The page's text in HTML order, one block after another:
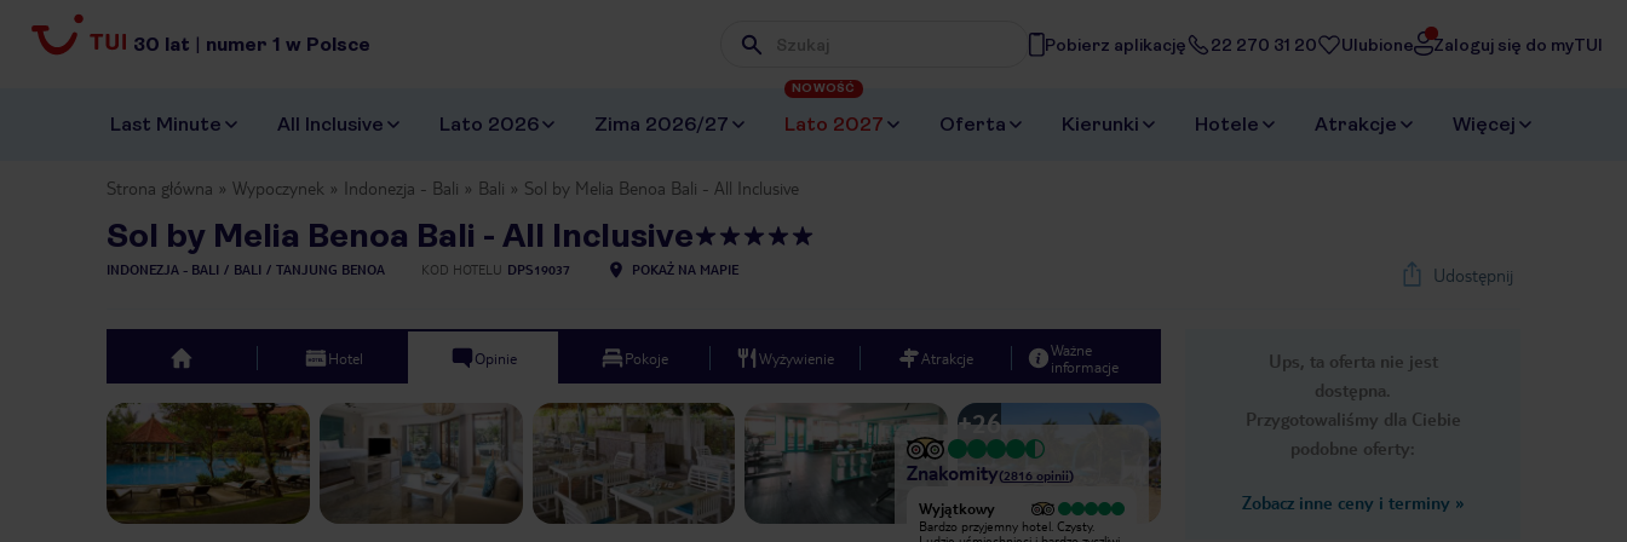
30 lat | numer 1 w Polsce Wpisz frazę, której szukasz
Pobierz aplikację 22 270 31 20 Ulubione Zaloguj się do myTUI
Last Minute All Inclusive Lato 2026 Zima 2026/27 Lato 2027
NOWOŚĆ
Oferta Kierunki Hotele Atrakcje Więcej
Strona główna Wypoczynek Indonezja - Bali Bali Sol by Melia Benoa Bali - All Inclusive
Sol by Melia Benoa Bali - All Inclusive
INDONEZJA - BALI BALI TANJUNG BENOA KOD HOTELU DPS19037 POKAŻ NA MAPIE Udostępnij
Ups, ta oferta nie jest
dostępna.
Przygotowaliśmy dla Ciebie
podobne oferty:
Zobacz inne ceny i terminy »
top Hotel Opinie Pokoje Wyżywienie Atrakcje
Ważne
informacje
Previous slide Next slide
1/32
+26
Znakomity(2816 opinii)
Wyjątkowy
Hotel z bardzo miłą i pomocną
Wyjątkowy
Bardzo przyjemny hotel. Czysty.
Bardzo dobry Wyjątkowy